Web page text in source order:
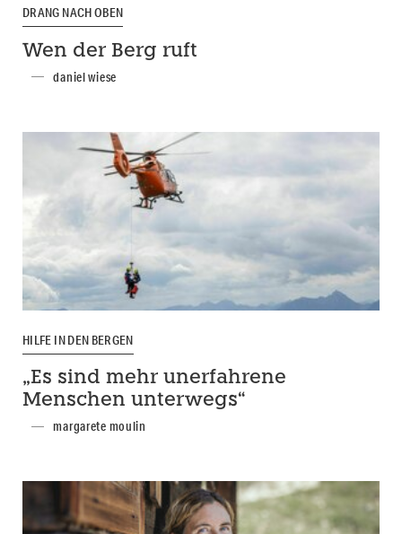
DRANG NACH OBEN
Wen der Berg ruft
daniel wiese
HILFE IN DEN BERGEN
„Es sind mehr unerfahrene
Menschen unterwegs“
margarete moulin